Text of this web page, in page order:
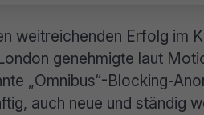
weitreichenden Erfolg im
genehmigte laut
„Omnibus“-Blocking-
auch neue und ständig